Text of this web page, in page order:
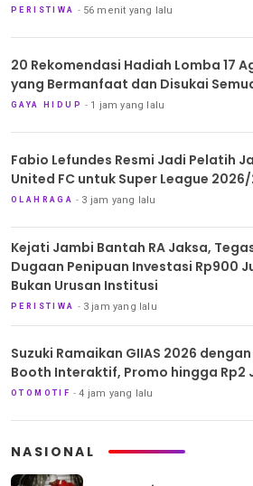
PERISTIWA 56 menit yang lalu
20 Rekomendasi Hadiah Lomba 17
yang Bermanfaat dan Disukai
GAYA HIDUP 1 jam yang lalu
Fabio Lefundes Resmi Jadi Pelatih
United FC untuk Super League
OLAHRAGA 3 jam yang lalu
Kejati Jambi Bantah RA Jaksa,
Dugaan Penipuan Investasi Rp900
Bukan Urusan Institusi
PERISTIWA 3 jam yang lalu
Suzuki Ramaikan GIIAS 2026
Booth Interaktif, Promo hingga Rp2
OTOMOTIF 4 jam yang lalu
NASIONAL